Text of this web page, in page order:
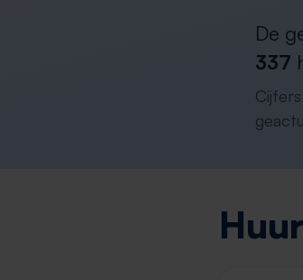
De
337